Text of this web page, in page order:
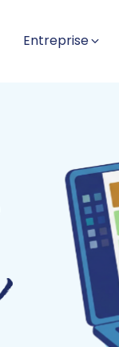
Entreprise